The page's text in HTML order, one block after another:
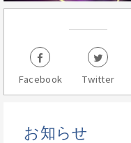
Facebook Twitter
お知らせ